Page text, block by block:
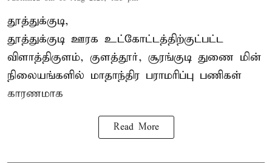
தூத்துக்குடி,
தூத்துக்குடி ஊரக உட்கோட்டத்திற்குட்பட்ட
விளாத்திகுளம், குளத்தூர், சூரங்குடி துணை மின்
நிலையங்களில் மாதாந்திர பராமரிப்பு பணிகள்
காரணமாக
Read More